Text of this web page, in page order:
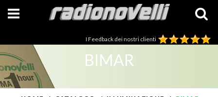
I Feedback dei nostri clienti
BIMAR